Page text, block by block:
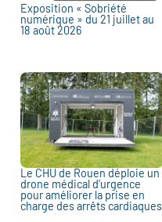
Exposition « Sobriété
numérique » du 21 juillet au
18 août 2026
Le CHU de Rouen déploie un
drone médical d’urgence
pour améliorer la prise en
charge des arrêts cardiaques